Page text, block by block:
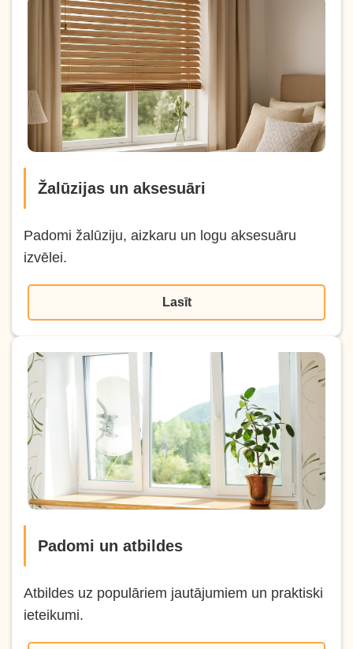
Žalūzijas un aksesuāri
Padomi žalūziju, aizkaru un logu aksesuāru
izvēlei.
Lasīt
Padomi un atbildes
Atbildes uz populāriem jautājumiem un praktiski
ieteikumi.